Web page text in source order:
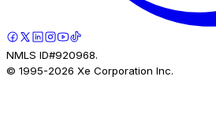
NMLS ID#920968.
© 1995-2026 Xe Corporation Inc.